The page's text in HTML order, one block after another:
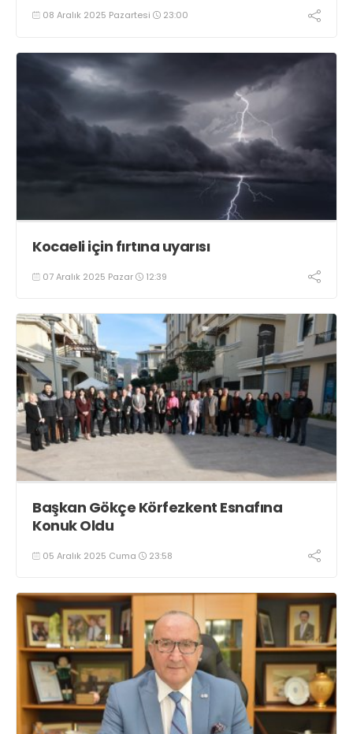
08 Aralık 2025 Pazartesi 23:00
Kocaeli için fırtına uyarısı
07 Aralık 2025 Pazar 12:39
Başkan Gökçe Körfezkent Esnafına
Konuk Oldu
05 Aralık 2025 Cuma 23:58